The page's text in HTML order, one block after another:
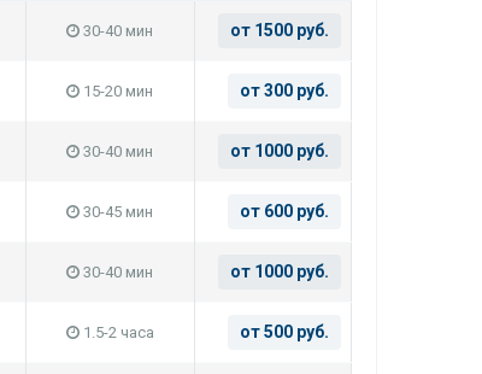
30-40 мин от 1500 руб.
15-20 мин от 300 руб.
30-40 мин от 1000 руб.
30-45 мин от 600 руб.
30-40 мин от 1000 руб.
1.5-2 часа от 500 руб.